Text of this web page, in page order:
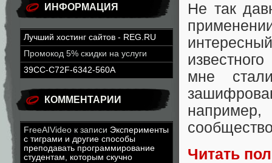
ИНФОРМАЦИЯ
Лучший хостинг сайтов - REG.RU
Промокод 5% скидки на услуги
39CC-C72F-6342-560A
КОММЕНТАРИИ
FreeAIVideo к записи Эксперименты
с тиграми и другие способы
преподавать программирование
студентам, которым скучно
Не так
мне
например,
Читать